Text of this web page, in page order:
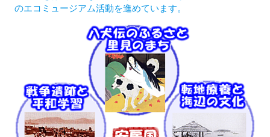
のエコミュージアム活動を進めています。